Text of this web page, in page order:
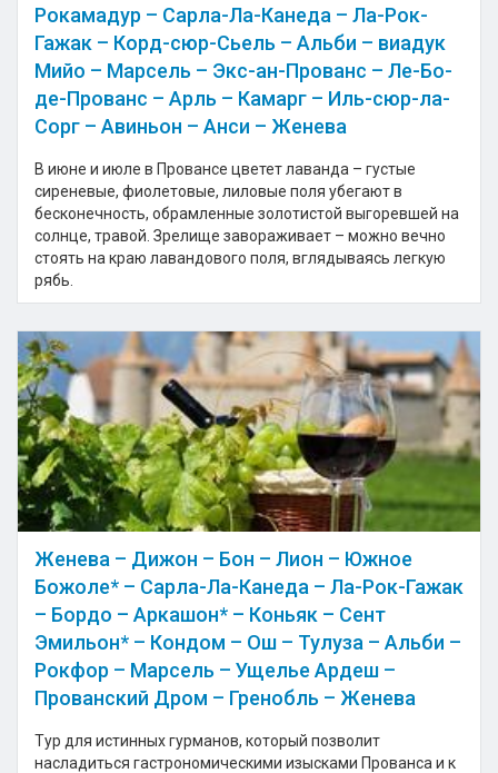
Рокамадур – Сарла-Ла-Канеда – Ла-Рок-
Гажак – Корд-сюр-Сьель – Альби – виадук
Мийо – Марсель – Экс-ан-Прованс – Ле-Бо-
де-Прованс – Арль – Камарг – Иль-сюр-ла-
Сорг – Авиньон – Анси – Женева
В июне и июле в Провансе цветет лаванда – густые
сиреневые, фиолетовые, лиловые поля убегают в
бесконечность, обрамленные золотистой выгоревшей на
солнце, травой. Зрелище завораживает – можно вечно
стоять на краю лавандового поля, вглядываясь легкую
рябь.
Женева – Дижон – Бон – Лион – Южное
Божоле* – Сарла-Ла-Канеда – Ла-Рок-Гажак
– Бордо – Аркашон* – Коньяк – Сент
Эмильон* – Кондом – Ош – Тулуза – Альби –
Рокфор – Марсель – Ущелье Ардеш –
Прованский Дром – Гренобль – Женева
Тур для истинных гурманов, который позволит
насладиться гастрономическими изысками Прованса и к